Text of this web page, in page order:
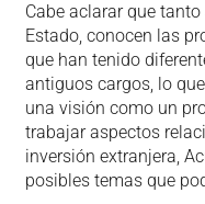
Cabe aclarar que
Estado, conocen las
que han tenido
antiguos cargos, lo
una visión como un
trabajar aspectos
inversión extranjera,
posibles temas que